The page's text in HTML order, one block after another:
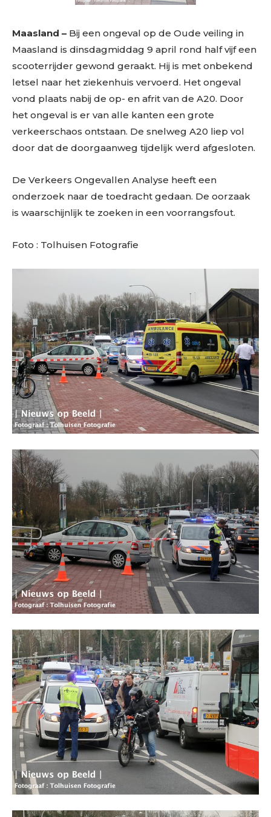
Maasland – Bij een ongeval op de Oude veiling in
Maasland is dinsdagmiddag 9 april rond half vijf een
scooterrijder gewond geraakt. Hij is met onbekend
letsel naar het ziekenhuis vervoerd. Het ongeval
vond plaats nabij de op- en afrit van de A20. Door
het ongeval is er van alle kanten een grote
verkeerschaos ontstaan. De snelweg A20 liep vol
door dat de doorgaanweg tijdelijk werd afgesloten.
De Verkeers Ongevallen Analyse heeft een
onderzoek naar de toedracht gedaan. De oorzaak
is waarschijnlijk te zoeken in een voorrangsfout.
Foto : Tolhuisen Fotografie